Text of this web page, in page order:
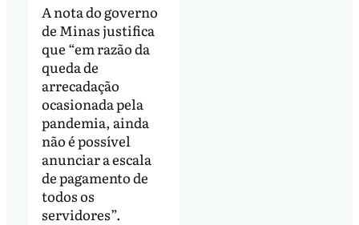
A nota do governo
de Minas justifica
que “em razão da
queda de
arrecadação
ocasionada pela
pandemia, ainda
não é possível
anunciar a escala
de pagamento de
todos os
servidores”.